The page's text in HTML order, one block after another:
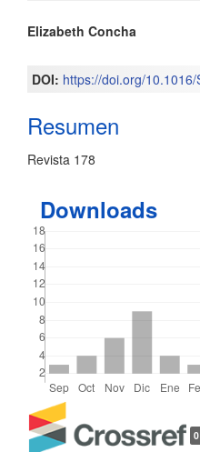
Contenido
principal
artículo
Elizabeth Concha
DOI: https://doi.org/
Resumen
Revista 178
Downloads
Detalles
0